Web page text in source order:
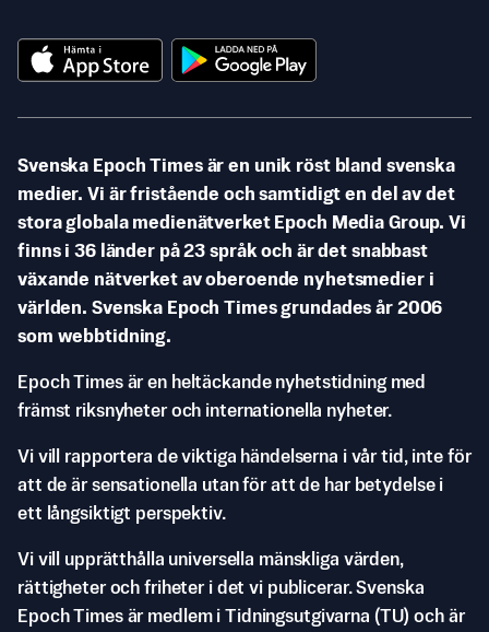
Svenska Epoch Times är en unik röst bland svenska
medier. Vi är fristående och samtidigt en del av det
stora globala medienätverket Epoch Media Group. Vi
finns i 36 länder på 23 språk och är det snabbast
växande nätverket av oberoende nyhetsmedier i
världen. Svenska Epoch Times grundades år 2006
som webbtidning.
Epoch Times är en heltäckande nyhetstidning med
främst riksnyheter och internationella nyheter.
Vi vill rapportera de viktiga händelserna i vår tid, inte för
att de är sensationella utan för att de har betydelse i
ett långsiktigt perspektiv.
Vi vill upprätthålla universella mänskliga värden,
rättigheter och friheter i det vi publicerar. Svenska
Epoch Times är medlem i Tidningsutgivarna (TU) och är